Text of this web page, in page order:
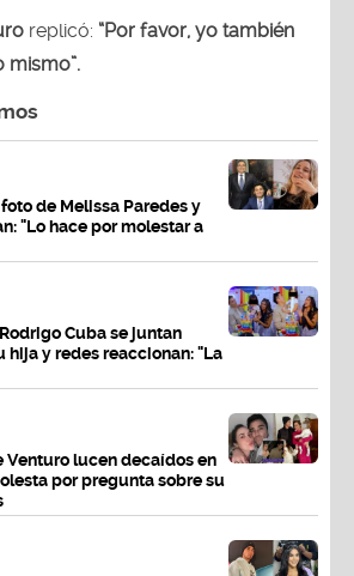
replicó: “Por favor, yo también
mismo”.
de Melissa Paredes y
"Lo hace por molestar a
Cuba se juntan
hija y redes reaccionan: "La
Venturo lucen decaídos en
por pregunta sobre su